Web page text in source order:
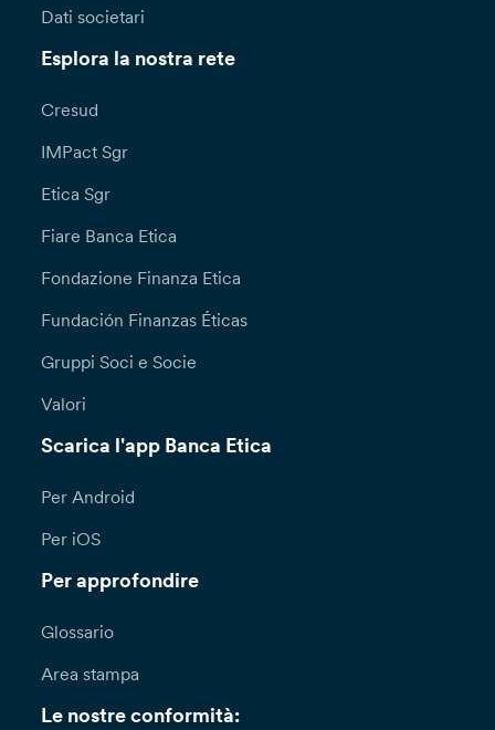
Dati societari
Esplora la nostra rete
Cresud
IMPact Sgr
Etica Sgr
Fiare Banca Etica
Fondazione Finanza Etica
Fundación Finanzas Éticas
Gruppi Soci e Socie
Valori
Scarica l'app Banca Etica
Per Android
Per iOS
Per approfondire
Glossario
Area stampa
Le nostre conformità: